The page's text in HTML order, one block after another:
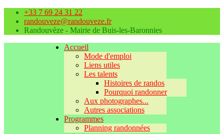
+33 7 69 24 31 22
randouveze@randouveze.fr
Randouvèze - Mairie de Buis-les-Baronnies
Accueil
Mode d'emploi
Liens utiles
Les talents
Histoires de randos
Pourquoi randonner
Aux photographes...
Autres associations
Programmes
Planning randonnées